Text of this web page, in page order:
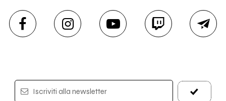
Iscriviti alla newsletter